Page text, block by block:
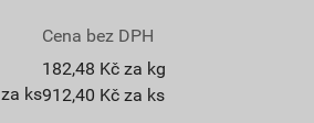
za ks
Cena bez DPH
182,48 Kč za kg
912,40 Kč za ks